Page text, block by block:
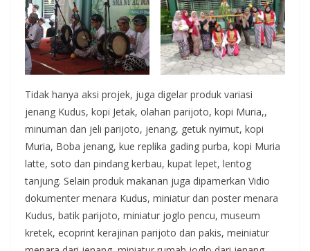
Tidak hanya aksi projek, juga digelar produk variasi
jenang Kudus, kopi Jetak, olahan parijoto, kopi Muria,,
minuman dan jeli parijoto, jenang, getuk nyimut, kopi
Muria, Boba jenang, kue replika gading purba, kopi Muria
latte, soto dan pindang kerbau, kupat lepet, lentog
tanjung. Selain produk makanan juga dipamerkan Vidio
dokumenter menara Kudus, miniatur dan poster menara
Kudus, batik parijoto, miniatur joglo pencu, museum
kretek, ecoprint kerajinan parijoto dan pakis, meiniatur